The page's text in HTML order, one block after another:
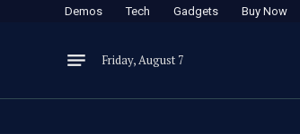
Demos Tech Gadgets Buy Now
Friday, August 7